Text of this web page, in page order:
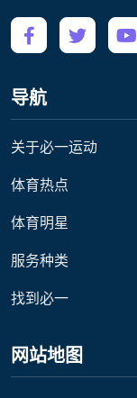
导航
关于必一运动
体育热点
体育明星
服务种类
找到必一
网站地图